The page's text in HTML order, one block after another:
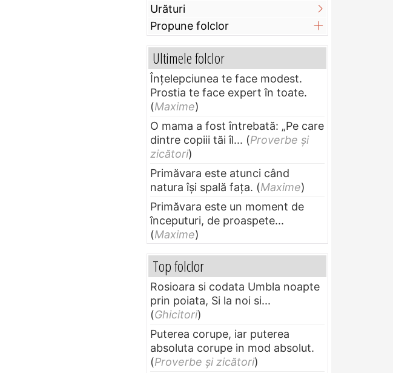
Urături
Propune folclor
Ultimele folclor
Înțelepciunea te face modest.
Prostia te face expert în toate.
(Maxime)
O mama a fost întrebată: „Pe care
dintre copiii tăi îl... (Proverbe și
zicători)
Primăvara este atunci când
natura își spală fața. (Maxime)
Primăvara este un moment de
începuturi, de proaspete...
(Maxime)
Top folclor
Rosioara si codata Umbla noapte
prin poiata, Si la noi si...
(Ghicitori)
Puterea corupe, iar puterea
absoluta corupe in mod absolut.
(Proverbe și zicători)